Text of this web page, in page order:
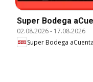
Super Bodega
02.08.2026- 17.08.2026
Super Bodega aCuenta